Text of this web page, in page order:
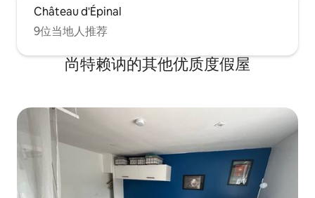
Château d'Épinal
9位当地人推荐
尚特赖讷的其他优质度假屋